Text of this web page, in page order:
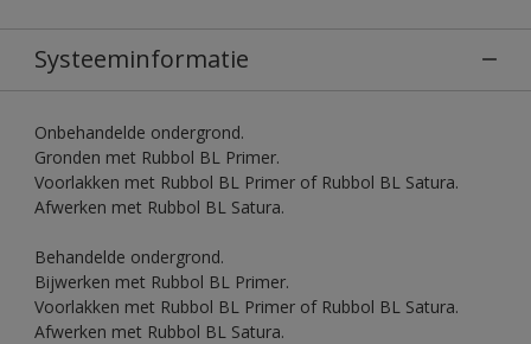
Systeeminformatie
Onbehandelde ondergrond.
Gronden met Rubbol BL Primer.
Voorlakken met Rubbol BL Primer of Rubbol BL Satura.
Afwerken met Rubbol BL Satura.
Behandelde ondergrond.
Bijwerken met Rubbol BL Primer.
Voorlakken met Rubbol BL Primer of Rubbol BL Satura.
Afwerken met Rubbol BL Satura.